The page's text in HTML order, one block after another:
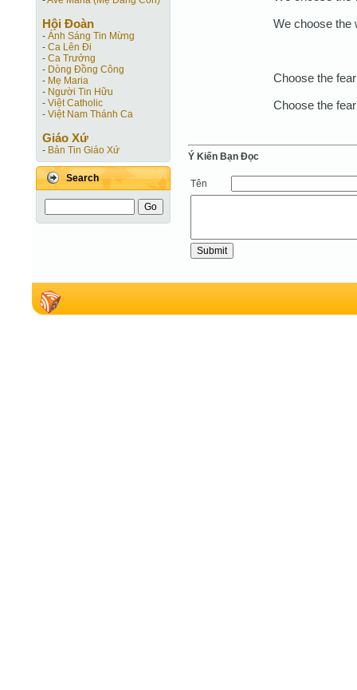
Hội Ðoàn
- Ánh Sáng Tin Mừng
- Ca Lên Đi
- Ca Trưởng
- Dòng Đồng Công
- Mẹ Maria
- Người Tin Hữu
- Việt Catholic
- Việt Nam Thánh Ca
Giáo Xứ
- Bản Tin Giáo Xứ
Search
We choose the
Choose the
Choose the
Ý Kiến Bạn Ðọc
Tên